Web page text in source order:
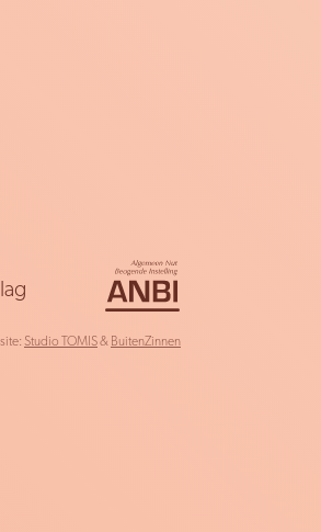
Studio TOMIS& BuitenZinnen